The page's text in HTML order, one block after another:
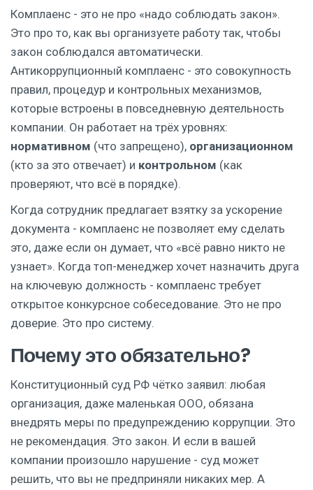
Комплаенс - это не про «надо соблюдать закон».
Это про то, как вы организуете работу так, чтобы
закон соблюдался автоматически.
Антикоррупционный комплаенс - это совокупность
правил, процедур и контрольных механизмов,
которые встроены в повседневную деятельность
компании. Он работает на трёх уровнях:
нормативном (что запрещено), организационном
(кто за это отвечает) и контрольном (как
проверяют, что всё в порядке).
Когда сотрудник предлагает взятку за ускорение
документа - комплаенс не позволяет ему сделать
это, даже если он думает, что «всё равно никто не
узнает». Когда топ-менеджер хочет назначить друга
на ключевую должность - комплаенс требует
открытое конкурсное собеседование. Это не про
доверие. Это про систему.
Почему это обязательно?
Конституционный суд РФ чётко заявил: любая
организация, даже маленькая ООО, обязана
внедрять меры по предупреждению коррупции. Это
не рекомендация. Это закон. И если в вашей
компании произошло нарушение - суд может
решить, что вы не предприняли никаких мер. А